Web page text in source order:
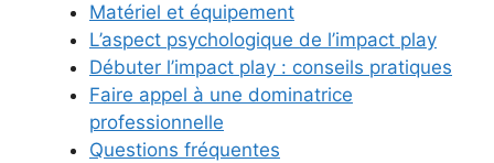
Matériel et équipement
L’aspect psychologique de l’impact play
Débuter l’impact play : conseils pratiques
Faire appel à une dominatrice
professionnelle
Questions fréquentes